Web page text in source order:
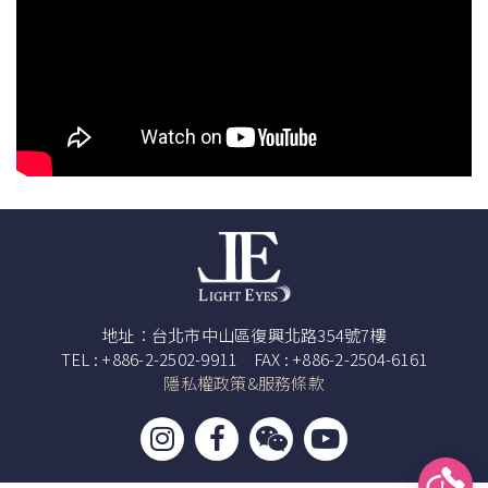
地址：台北市中山區復興北路354號7樓
TEL : +886-2-2502-9911 FAX : +886-2-2504-6161
隱私權政策&服務條款